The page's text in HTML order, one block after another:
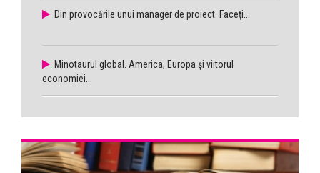
Din provocările unui manager de proiect. Faceţi...
Minotaurul global. America, Europa şi viitorul
economiei...